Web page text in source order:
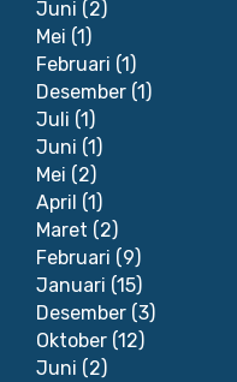
Juni (2)
Mei (1)
Februari (1)
Desember (1)
Juli (1)
Juni (1)
Mei (2)
April (1)
Maret (2)
Februari (9)
Januari (15)
Desember (3)
Oktober (12)
Juni (2)